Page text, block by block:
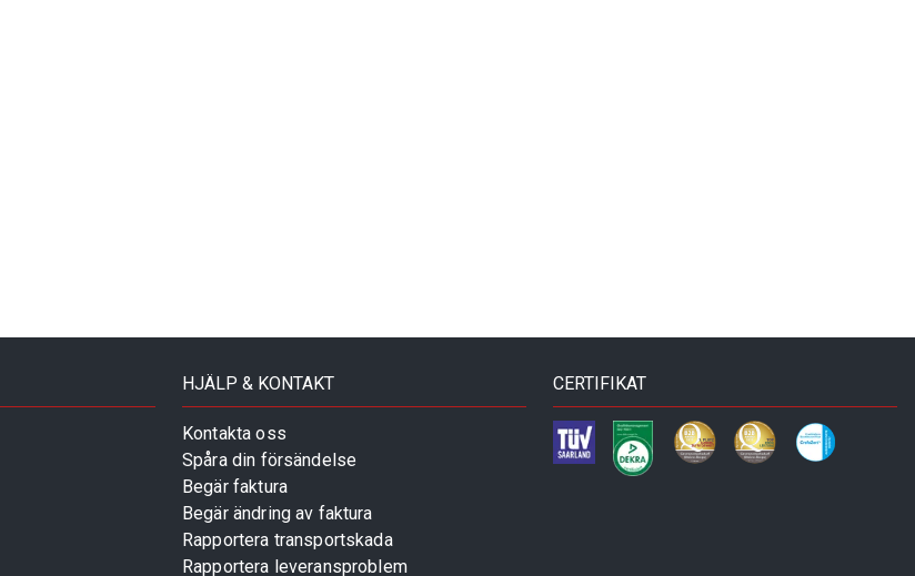
HJÄLP & KONTAKT
Kontakta oss
Spåra din försändelse
Begär faktura
Begär ändring av faktura
Rapportera transportskada
Rapportera leveransproblem
CERTIFIKAT